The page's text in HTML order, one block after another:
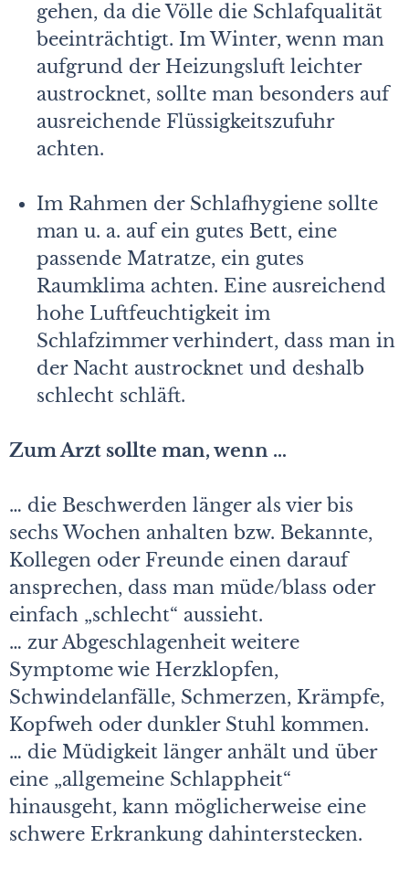
gehen, da die Völle die Schlafqualität
beeinträchtigt. Im Winter, wenn man
aufgrund der Heizungsluft leichter
austrocknet, sollte man besonders auf
ausreichende Flüssigkeitszufuhr
achten.
Im Rahmen der Schlafhygiene sollte
man u. a. auf ein gutes Bett, eine
passende Matratze, ein gutes
Raumklima achten. Eine ausreichend
hohe Luftfeuchtigkeit im
Schlafzimmer verhindert, dass man in
der Nacht austrocknet und deshalb
schlecht schläft.
Zum Arzt sollte man, wenn …
… die Beschwerden länger als vier bis
sechs Wochen anhalten bzw. Bekannte,
Kollegen oder Freunde einen darauf
ansprechen, dass man müde/blass oder
einfach „schlecht“ aussieht.
… zur Abgeschlagenheit weitere
Symptome wie Herzklopfen,
Schwindelanfälle, Schmerzen, Krämpfe,
Kopfweh oder dunkler Stuhl kommen.
… die Müdigkeit länger anhält und über
eine „allgemeine Schlappheit“
hinausgeht, kann möglicherweise eine
schwere Erkrankung dahinterstecken.